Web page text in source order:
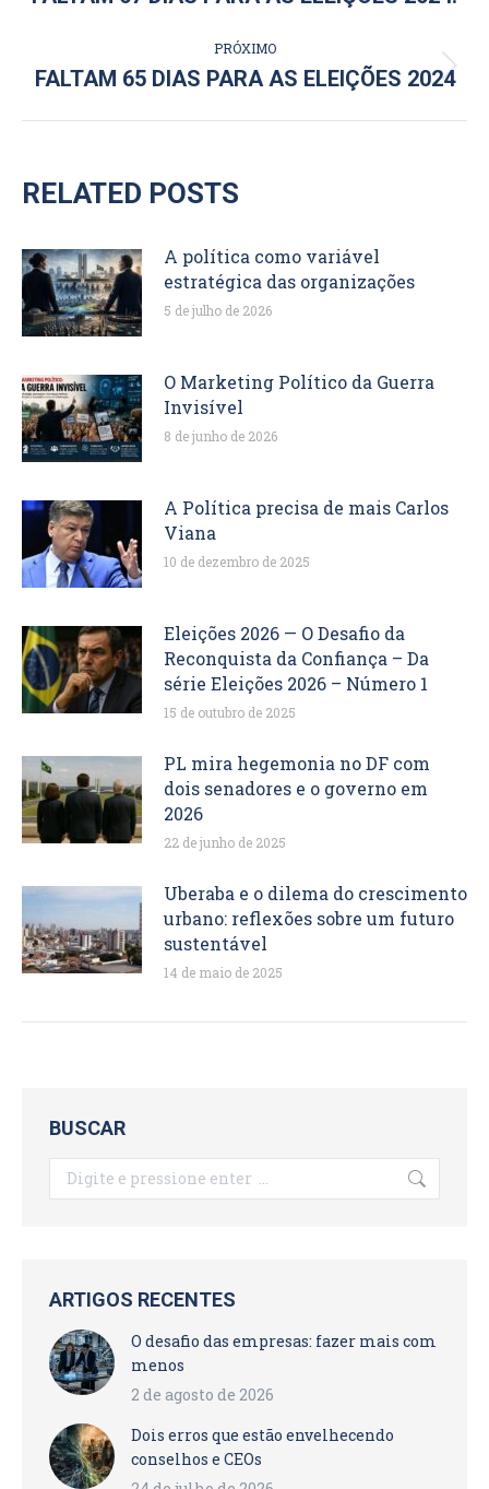
PRÓXIMO
Próximo
FALTAM 65 DIAS PARA AS ELEIÇÕES 2024
RELATED POSTS
A política como variável
estratégica das organizações
5 de julho de 2026
O Marketing Político da Guerra
Invisível
8 de junho de 2026
A Política precisa de mais Carlos
Viana
10 de dezembro de 2025
Eleições 2026 — O Desafio da
Reconquista da Confiança – Da
série Eleições 2026 – Número 1
15 de outubro de 2025
PL mira hegemonia no DF com
dois senadores e o governo em
2026
22 de junho de 2025
Uberaba e o dilema do crescimento
urbano: reflexões sobre um futuro
sustentável
14 de maio de 2025
BUSCAR
Search:
ARTIGOS RECENTES
O desafio das empresas: fazer mais com
menos
2 de agosto de 2026
Dois erros que estão envelhecendo
conselhos e CEOs